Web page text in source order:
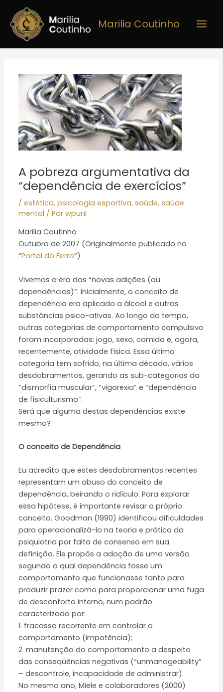
para
conteúdo
Marilia Coutinho
A pobreza argumentativa da
“dependência de exercícios”
/estética,psicologia esportiva,saúde,saúde
mental / Porwpunl
Marilia Coutinho
Outubro de 2007 (Originalmente publicado no
“Portal do Ferro“)
Vivemos a era das “novas adições (ou
dependências)”. Inicialmente, o conceito de
dependência era aplicado a álcool e outras
substâncias psico-ativas. Ao longo do tempo,
outras categorias de comportamento compulsivo
foram incorporadas: jogo, sexo, comida e, agora,
recentemente, atividade física. Essa última
categoria tem sofrido, na última década, vários
desdobramentos, gerando as sub-categorias da
“dismorfia muscular”, “vigorexia” e “dependência
de fisiculturismo”.
Será que alguma destas dependências existe
mesmo?
O conceito de Dependência
Eu acredito que estes desdobramentos recentes
representam um abuso do conceito de
dependência, beirando o ridículo. Para explorar
essa hipótese, é importante revisar o próprio
conceito. Goodman (1990) identificou dificuldades
para operacionalizá-lo na teoria e prática da
psiquiatria por falta de consenso em sua
definição. Ele propôs a adoção de uma versão
segundo a qual dependência fosse um
comportamento que funcionasse tanto para
produzir prazer como para proporcionar uma fuga
de desconforto interno, num padrão
caracterizado por:
1. fracasso recorrente em controlar o
comportamento (impotência);
2. manutenção do comportamento a despeito
das conseqüências negativas (“unmanageability”
– descontrole, incapacidade de administrar).
No mesmo ano, Miele e colaboradores (2000)